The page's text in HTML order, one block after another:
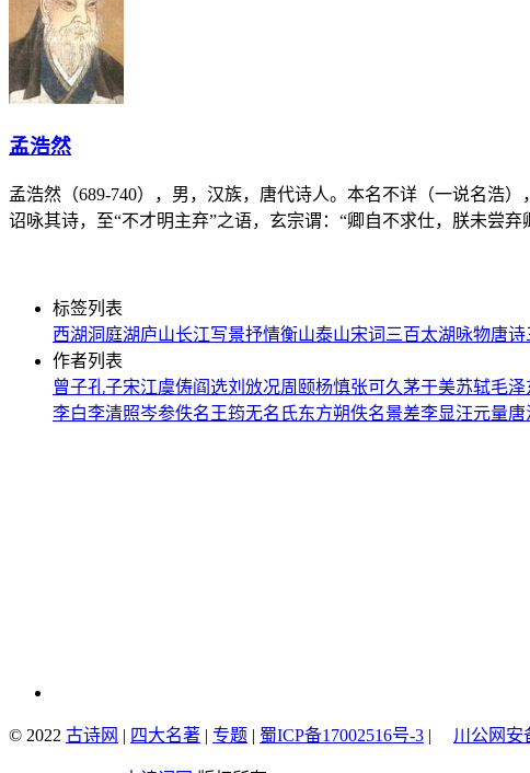
孟浩然
孟浩然（689-740），男，汉族，唐代诗人。本名不详（一说名浩
诏咏其诗，至“不才明主弃”之语，玄宗谓：“卿自不求仕，朕未尝
标签列表
西湖洞庭湖庐山长江写景抒情衡山泰山宋词三百太湖 咏物唐诗
作者列表
曾子孔子宋江虞俦阎选刘攽况周颐杨慎张可久茅于美苏轼毛泽
李白李清照岑参佚名 王筠无名氏东方朔佚名景差李显汪元量唐
© 2022 古诗网 | 四大名著 | 专题 | 蜀ICP备17002516号-3 | 川公网安